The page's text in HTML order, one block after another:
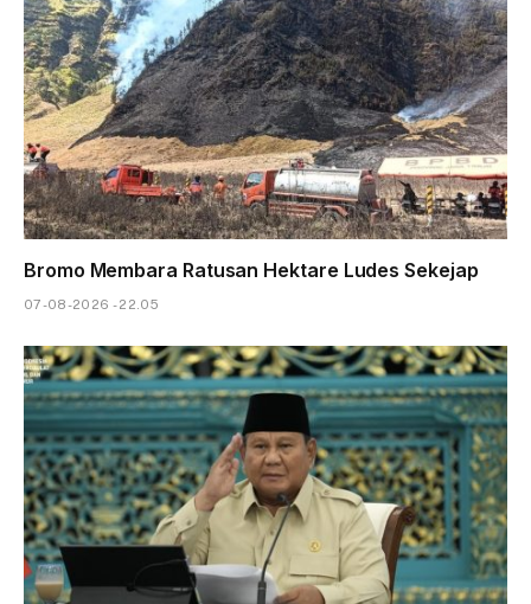
Bromo Membara Ratusan Hektare Ludes Sekejap
07-08-2026 - 22.05